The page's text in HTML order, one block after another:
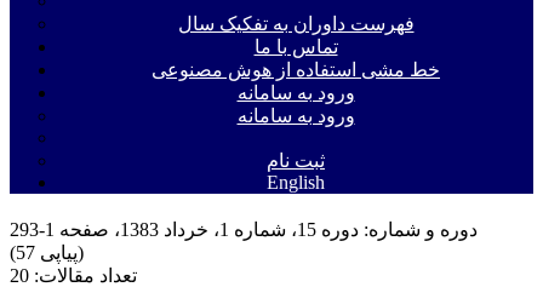
فهرست داوران به تفکیک سال
تماس با ما
خط مشی استفاده از هوش مصنوعی
ورود به سامانه
ورود به سامانه
ثبت نام
English
دوره و شماره:
دوره 15، شماره 1، خرداد 1383، صفحه 1-293
(پیاپی 57)
تعداد مقالات: 20